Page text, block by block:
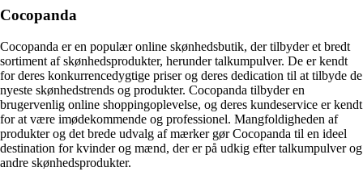
Cocopanda
Cocopanda er en populær online skønhedsbutik, der tilbyder et bredt
sortiment af skønhedsprodukter, herunder talkumpulver. De er kendt
for deres konkurrencedygtige priser og deres dedication til at tilbyde de
nyeste skønhedstrends og produkter. Cocopanda tilbyder en
brugervenlig online shoppingoplevelse, og deres kundeservice er kendt
for at være imødekommende og professionel. Mangfoldigheden af
produkter og det brede udvalg af mærker gør Cocopanda til en ideel
destination for kvinder og mænd, der er på udkig efter talkumpulver og
andre skønhedsprodukter.